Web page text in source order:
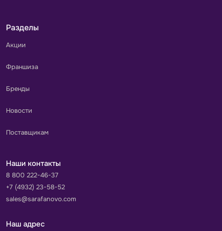
Разделы
Акции
Франшиза
Бренды
Новости
Поставщикам
Наши контакты
8 800 222-46-37
+7 (4932) 23-58-52
sales@sarafanovo.com
Наш адрес